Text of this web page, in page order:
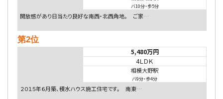
バ10分・歩5分
開放感があり日当たり良好な南西・北西角地。 ご家…
第2位
5,480万円
4ＬＤＫ
相模大野駅
バ9分・歩4分
２０１５年６月築、積水ハウス施工住宅です。 南東…